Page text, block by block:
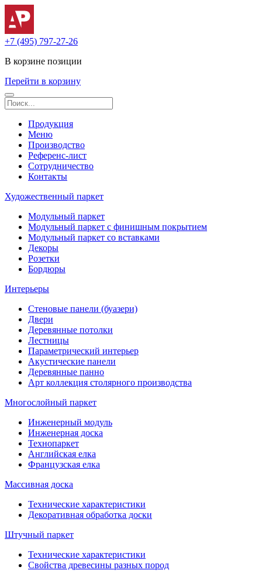
+7 (495) 797-27-26
В корзине позиции
Перейти в корзину
Продукция
Меню
Производство
Референс-лист
Сотрудничество
Контакты
Художественный паркет
Модульный паркет
Модульный паркет с финишным покрытием
Модульный паркет со вставками
Декоры
Розетки
Бордюры
Интерьеры
Стеновые панели (буазери)
Двери
Деревянные потолки
Лестницы
Параметрический интерьер
Акустические панели
Деревянные панно
Арт коллекция столярного производства
Многослойный паркет
Инженерный модуль
Инженерная доска
Технопаркет
Английская елка
Французская елка
Массивная доска
Технические характеристики
Декоративная обработка доски
Штучный паркет
Технические характеристики
Свойства древесины разных пород